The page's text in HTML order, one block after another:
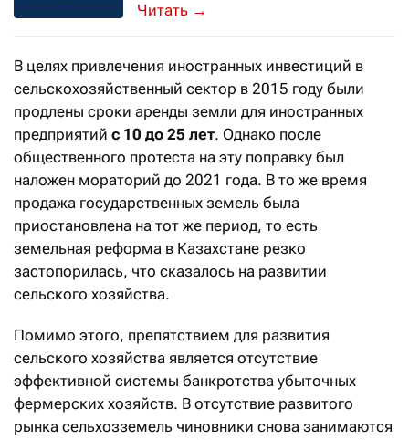
→
В целях привлечения иностранных инвестиций в
сельскохозяйственный сектор в 2015 году были
продлены сроки аренды земли для иностранных
предприятий с 10 до 25 лет. Однако после
общественного протеста на эту поправку был
наложен мораторий до 2021 года. В то же время
продажа государственных земель была
приостановлена на тот же период, то есть
земельная реформа в Казахстане резко
застопорилась, что сказалось на развитии
сельского хозяйства.
Помимо этого, препятствием для развития
сельского хозяйства является отсутствие
эффективной системы банкротства убыточных
фермерских хозяйств. В отсутствие развитого
рынка сельхозземель чиновники снова занимаются